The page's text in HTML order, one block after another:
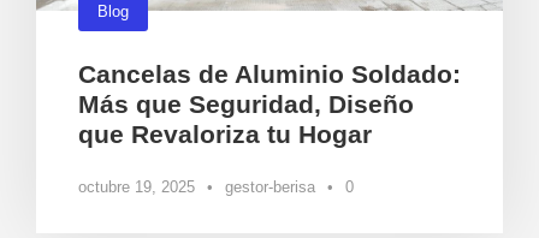
Blog
Cancelas de Aluminio Soldado:
Más que Seguridad, Diseño
que Revaloriza tu Hogar
octubre 19, 2025 • gestor-berisa • 0